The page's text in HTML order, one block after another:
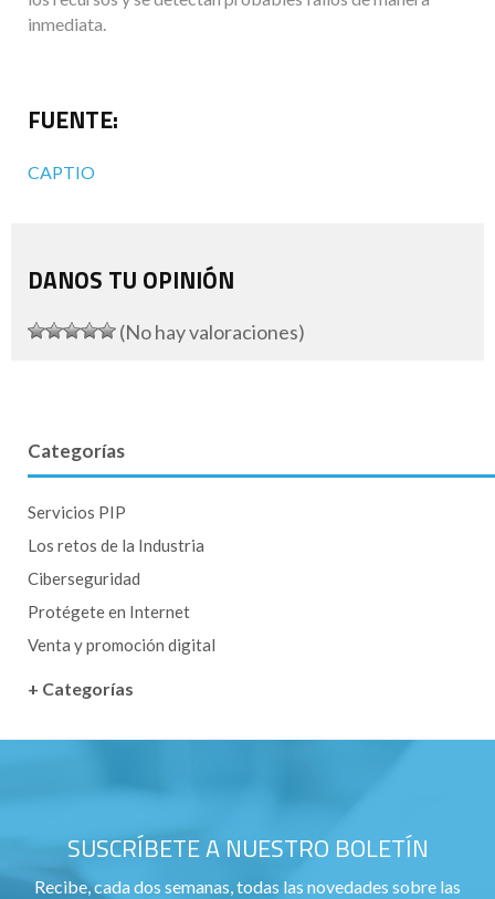
inmediata.
FUENTE:
CAPTIO
DANOS TU OPINIÓN
(No hay valoraciones)
Categorías
Servicios PIP
Los retos de la Industria
Ciberseguridad
Protégete en Internet
Venta y promoción digital
+ Categorías
SUSCRÍBETE A NUESTRO BOLETÍN
Recibe, cada dos semanas, todas las novedades sobre las